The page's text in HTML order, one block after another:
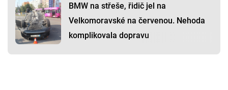
BMW na střeše, řidič jel na
Velkomoravské na červenou. Nehoda
komplikovala dopravu